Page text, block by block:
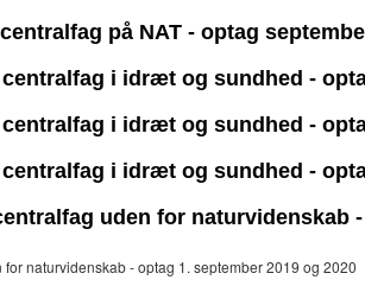
på NAT - optag
i idræt og sundhed -
i idræt og sundhed -
i idræt og sundhed -
uden for naturvidenskab
naturvidenskab - optag 1. september 2019 og 2020